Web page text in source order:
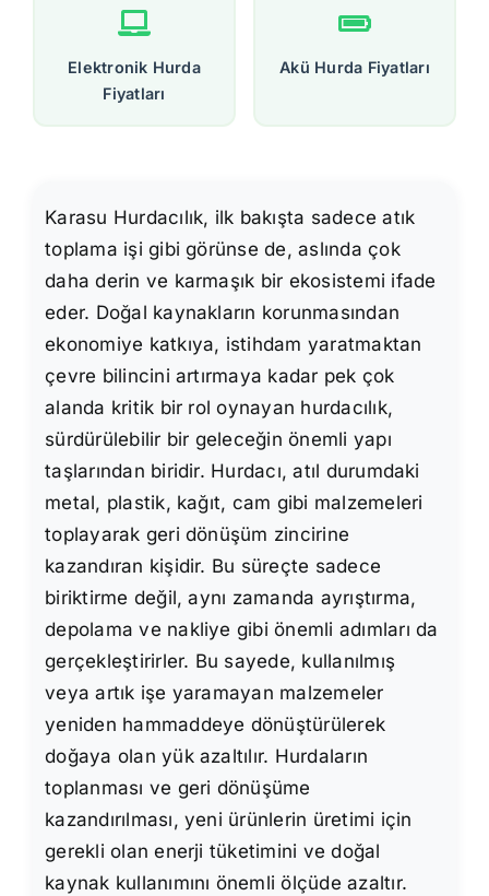
Elektronik Hurda
Fiyatları
Akü Hurda Fiyatları
Karasu Hurdacılık, ilk bakışta sadece atık
toplama işi gibi görünse de, aslında çok
daha derin ve karmaşık bir ekosistemi ifade
eder. Doğal kaynakların korunmasından
ekonomiye katkıya, istihdam yaratmaktan
çevre bilincini artırmaya kadar pek çok
alanda kritik bir rol oynayan hurdacılık,
sürdürülebilir bir geleceğin önemli yapı
taşlarından biridir. Hurdacı, atıl durumdaki
metal, plastik, kağıt, cam gibi malzemeleri
toplayarak geri dönüşüm zincirine
kazandıran kişidir. Bu süreçte sadece
biriktirme değil, aynı zamanda ayrıştırma,
depolama ve nakliye gibi önemli adımları da
gerçekleştirirler. Bu sayede, kullanılmış
veya artık işe yaramayan malzemeler
yeniden hammaddeye dönüştürülerek
doğaya olan yük azaltılır. Hurdaların
toplanması ve geri dönüşüme
kazandırılması, yeni ürünlerin üretimi için
gerekli olan enerji tüketimini ve doğal
kaynak kullanımını önemli ölçüde azaltır.